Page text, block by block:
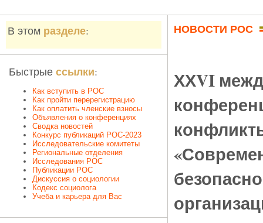
В этом разделе:
Быстрые ссылки:
Как вступить в РОС
Как пройти перерегистрацию
Как оплатить членские взносы
Объявления о конференциях
Сводка новостей
Конкурс публикаций РОС-2023
Исследовательские комитеты
Региональные отделения
Исследования РОС
Публикации РОС
Дискуссия о социологии
Кодекс социолога
Учеба и карьера для Вас
НОВОСТИ РОС
ХХVI